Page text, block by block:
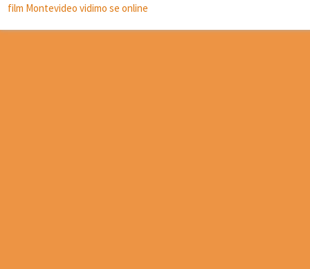
film Montevideo vidimo se online